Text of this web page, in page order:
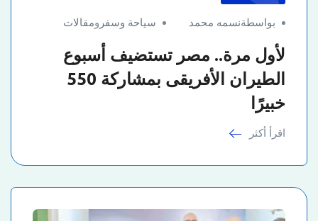
بواسطةنسمه محمد سياحة وسفر ومقالات
لأول مرة.. مصر تستضيف أسبوع
الطيران الأفريقى بمشاركة 550
خبيرًا
اقرأ أكثر